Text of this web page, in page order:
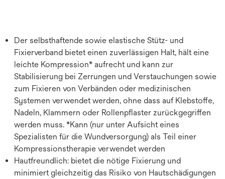
Der selbsthaftende sowie elastische Stütz- und
Fixierverband bietet einen zuverlässigen Halt, hält eine
leichte Kompression* aufrecht und kann zur
Stabilisierung bei Zerrungen und Verstauchungen sowie
zum Fixieren von Verbänden oder medizinischen
Systemen verwendet werden, ohne dass auf Klebstoffe,
Nadeln, Klammern oder Rollenpflaster zurückgegriffen
werden muss. *Kann (nur unter Aufsicht eines
Spezialisten für die Wundversorgung) als Teil einer
Kompressionstherapie verwendet werden
Hautfreundlich: bietet die nötige Fixierung und
minimiert gleichzeitig das Risiko von Hautschädigungen